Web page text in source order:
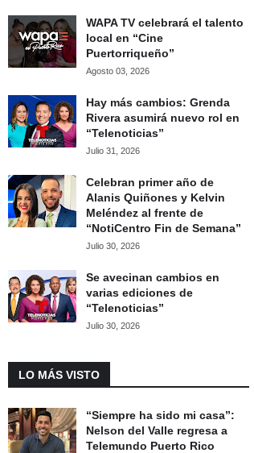
WAPA TV celebrará el talento
local en “Cine
Puertorriqueño”
Agosto 03, 2026
Hay más cambios: Grenda
Rivera asumirá nuevo rol en
“Telenoticias”
Julio 31, 2026
Celebran primer año de
Alanis Quiñones y Kelvin
Meléndez al frente de
“NotiCentro Fin de Semana”
Julio 30, 2026
Se avecinan cambios en
varias ediciones de
“Telenoticias”
Julio 30, 2026
LO MÁS VISTO
“Siempre ha sido mi casa”:
Nelson del Valle regresa a
Telemundo Puerto Rico